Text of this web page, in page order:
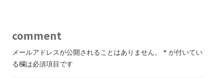
comment
メールアドレスが公開されることはありません。 * が付いてい
る欄は必須項目です